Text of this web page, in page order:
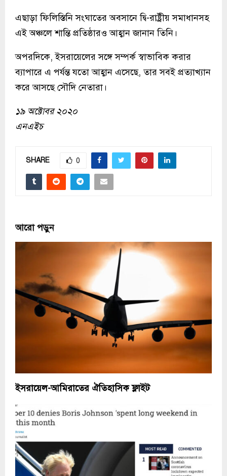
এছাড়া ফিলিস্তিনি সংঘাতের অবসানে দ্বি-রাষ্ট্রীয় সমাধানসহ
এই অঞ্চলে শান্তি প্রতিষ্ঠারও আহ্বান জানান তিনি।
অপরদিকে, ইসরায়েলের সঙ্গে সম্পর্ক স্বাভাবিক করার
ব্যাপারে এ পর্যন্ত যতো আহ্বান এসেছে, তার সবই প্রত্যাখ্যান
করে আসছে সৌদি নেতারা।
১৯ অক্টোবর ২০২০
এনএইচ
SHARE 0
আরো পড়ুন
ইসরায়েল-আমিরাতের ঐতিহাসিক ফ্লাইট